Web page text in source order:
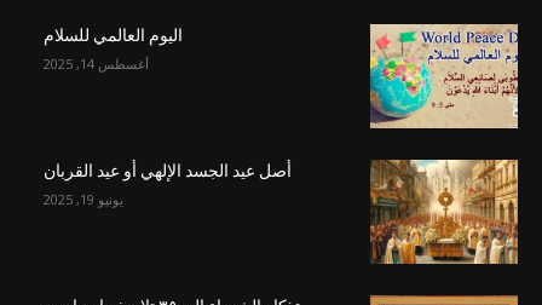
اليوم العالمي للسلام
أغسطس 14, 2025
أصل عيد الجسد الإلهي أو عيد القربان
يونيو 19, 2025